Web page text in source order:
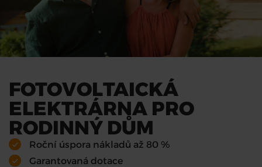
FOTOVOLTAICKÁ
ELEKTRÁRNA PRO
RODINNÝ DŮM
Roční úspora nákladů až 80 %
Garantovaná dotace